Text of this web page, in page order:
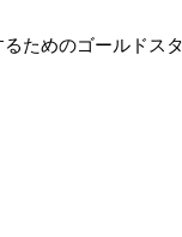
るためのゴールドス